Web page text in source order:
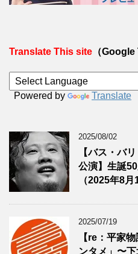
Translate This site （Google
Powered by Translate
2025/08/02
【バス・バ
公演】生誕
（2025年8月
2025/07/19
【re：平家
ンタメ」〜